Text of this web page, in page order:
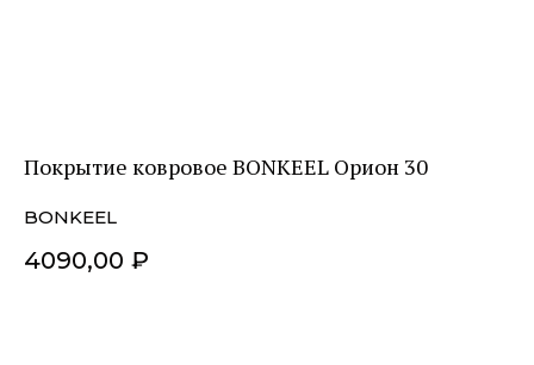
Покрытие ковровое BONKEEL Орион 30
BONKEEL
4090,00 ₽